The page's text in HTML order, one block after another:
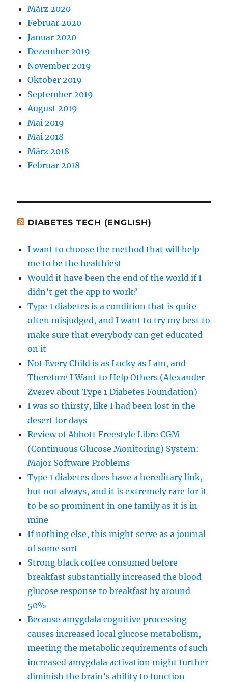
März 2020
Februar 2020
Januar 2020
Dezember 2019
November 2019
Oktober 2019
September 2019
August 2019
Mai 2019
Mai 2018
März 2018
Februar 2018
DIABETES TECH (ENGLISH)
I want to choose the method that will help
me to be the healthiest
Would it have been the end of the world if I
didn’t get the app to work?
Type 1 diabetes is a condition that is quite
often misjudged, and I want to try my best to
make sure that everybody can get educated
on it
Not Every Child is as Lucky as I am, and
Therefore I Want to Help Others (Alexander
Zverev about Type 1 Diabetes Foundation)
I was so thirsty, like I had been lost in the
desert for days
Review of Abbott Freestyle Libre CGM
(Continuous Glucose Monitoring) System:
Major Software Problems
Type 1 diabetes does have a hereditary link,
but not always, and it is extremely rare for it
to be so prominent in one family as it is in
mine
If nothing else, this might serve as a journal
of some sort
Strong black coffee consumed before
breakfast substantially increased the blood
glucose response to breakfast by around
50%
Because amygdala cognitive processing
causes increased local glucose metabolism,
meeting the metabolic requirements of such
increased amygdala activation might further
diminish the brain’s ability to function